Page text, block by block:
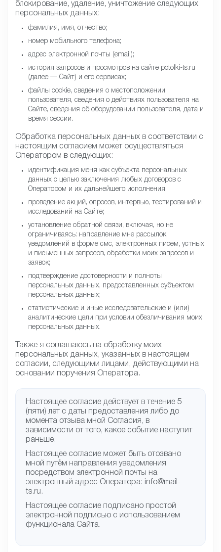
блокирование, удаление, уничтожение следующих
персональных данных:
фамилия, имя, отчество;
номер мобильного телефона;
адрес электронной почты (email);
история запросов и просмотров на сайте potolki-ts.ru
(далее — Сайт) и его сервисах;
файлы cookie, сведения о местоположении
пользователя, сведения о действиях пользователя на
Сайте, сведения об оборудовании пользователя, дата и
время сессии.
Обработка персональных данных в соответствии с
настоящим согласием может осуществляться
Оператором в следующих:
идентификация меня как субъекта персональных
данных с целью заключения любых договоров с
Оператором и их дальнейшего исполнения;
проведение акций, опросов, интервью, тестирований и
исследований на Сайте;
установление обратной связи, включая, но не
ограничиваясь: направление мне рассылок,
уведомлений в форме смс, электронных писем, устных
и письменных запросов, обработки моих запросов и
заявок;
подтверждение достоверности и полноты
персональных данных, предоставленных субъектом
персональных данных;
статистические и иные исследовательские и (или)
аналитические цели при условии обезличивания моих
персональных данных.
Также я соглашаюсь на обработку моих
персональных данных, указанных в настоящем
согласии, следующими лицами, действующими на
основании поручения Оператора.
Настоящее согласие действует в течение 5
(пяти) лет с даты предоставления либо до
момента отзыва мной Согласия, в
зависимости от того, какое событие наступит
раньше.
Настоящее согласие может быть отозвано
мной путём направления уведомления
посредством электронной почты на
электронный адрес Оператора: info@mail-
ts.ru.
Настоящее согласие подписано простой
электронной подписью с использованием
функционала Сайта.